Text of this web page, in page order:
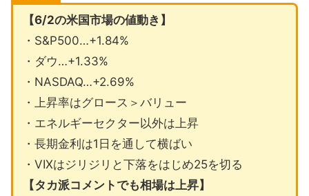
【6/2の米国市場の値動き】
・S&P500…+1.84%
・ダウ…+1.33%
・NASDAQ…+2.69%
・上昇率はグロース＞バリュー
・エネルギーセクター以外は上昇
・長期金利は1日を通して横ばい
・VIXはジリジリと下落をはじめ25を切る
【タカ派コメントでも相場は上昇】